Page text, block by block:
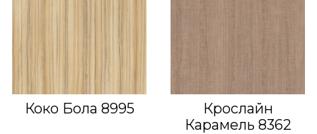
Коко Бола 8995
Крослайн
Карамель 8362